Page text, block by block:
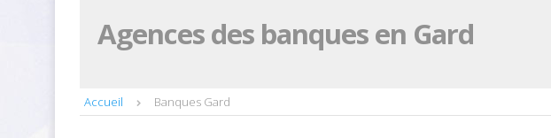
Agences des banques en Gard
Accueil Banques Gard